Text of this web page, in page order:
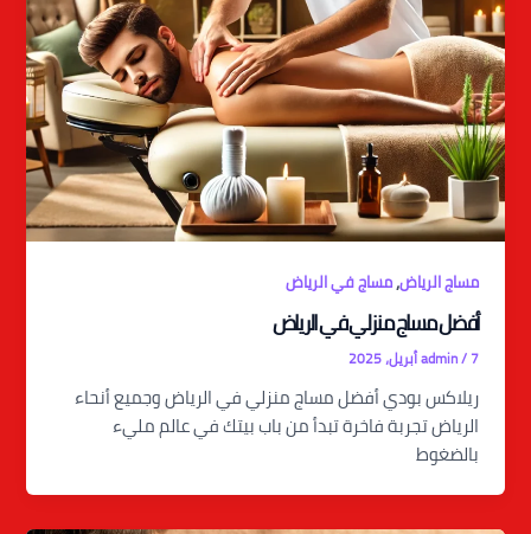
مساج الرياض,مساج في الرياض
أفضل مساج منزلي في الرياض
admin/7 أبريل، 2025
ريلاكس بودي أفضل مساج منزلي في الرياض وجميع أنحاء
الرياض تجربة فاخرة تبدأ من باب بيتك في عالم مليء
بالضغوط